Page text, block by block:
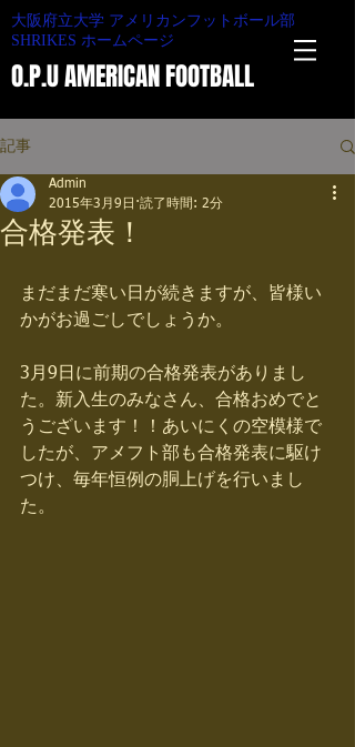
O.P.U AMERICAN FOOTBALL
大阪府立大学 アメリカンフットボール部
SHRIKES ホームページ
記事
合格発表！
Admin
2015年3月9日 読了時間: 2分
まだまだ寒い日が続きますが、皆様い
かがお過ごしでしょうか。
3月9日に前期の合格発表がありまし
た。新入生のみなさん、合格おめでと
うございます！！あいにくの空模様で
したが、アメフト部も合格発表に駆け
つけ、毎年恒例の胴上げを行いまし
た。